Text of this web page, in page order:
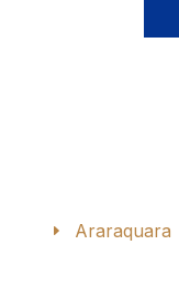
Araraquara